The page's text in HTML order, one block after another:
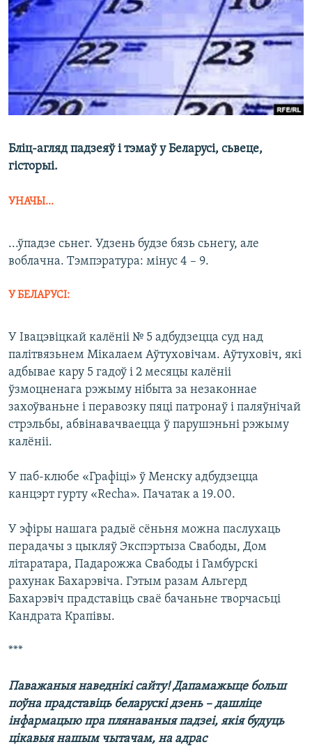
КУЛЬТУРА
КАЛЯНДАР
МОВА
НА ХВАЛЯХ СВАБОДЫ
Бліц-агляд падзеяў і тэмаў у Беларусі, сьвеце,
гісторыі.
УНАЧЫ...
...ўпадзе сьнег. Удзень будзе бязь сьнегу, але
воблачна. Тэмпэратура: мінус 4 – 9.
У БЕЛАРУСІ:
У Івацэвіцкай калёніі № 5 адбудзецца суд над
палітвязьнем Мікалаем Аўтуховічам. Аўтуховіч, які
адбывае кару 5 гадоў і 2 месяцы калёніі
ўзмоцненага рэжыму нібыта за незаконнае
захоўваньне і перавозку пяці патронаў і паляўнічай
стрэльбы, абвінавачваецца ў парушэньні рэжыму
калёніі.
У паб-клюбе «Графіці» ў Менску адбудзецца
канцэрт гурту «Recha». Пачатак а 19.00.
У эфіры нашага радыё сёньня можна паслухаць
перадачы з цыкляў Экспэртыза Свабоды, Дом
літаратара, Падарожжа Свабоды і Гамбурскі
рахунак Бахарэвіча. Гэтым разам Альгерд
Бахарэвіч прадставіць сваё бачаньне творчасьці
Кандрата Крапівы.
***
Паважаныя наведнікі сайту! Дапамажыце больш
поўна прадставіць беларускі дзень – дашліце
інфармацыю пра плянаваныя падзеі, якія будуць
цікавыя нашым чытачам, на адрас